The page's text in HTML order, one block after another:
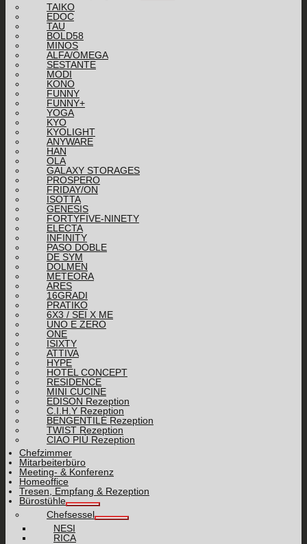
TAIKO
EDOC
TAU
BOLD58
MINOS
ALFA/OMEGA
SESTANTE
MODI
KONO
FUNNY
FUNNY+
YOGA
KYO
KYOLIGHT
ANYWARE
HAN
OLA
GALAXY STORAGES
PROSPERO
FRIDAY/ON
ISOTTA
GENESIS
FORTYFIVE-NINETY
ELECTA
INFINITY
PASO DOBLE
DE SYM
DOLMEN
METEORA
ARES
16GRADI
PRATIKO
6X3 / SEI X ME
UNO E ZERO
ONE
ISIXTY
ATTIVA
HYPE
HOTEL CONCEPT
RESIDENCE
MINI CUCINE
EDISON Rezeption
C.I.H.Y Rezeption
BENGENTILE Rezeption
TWIST Rezeption
CIAO PIÙ Rezeption
Chefzimmer
Mitarbeiterbüro
Meeting- & Konferenz
Homeoffice
Tresen, Empfang & Rezeption
Bürostühle
Chefsessel
NESI
RICA